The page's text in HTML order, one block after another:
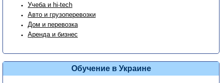
Учеба и hi-tech
Авто и грузоперевозки
Дом и перевозка
Аренда и бизнес
Обучение в Украине